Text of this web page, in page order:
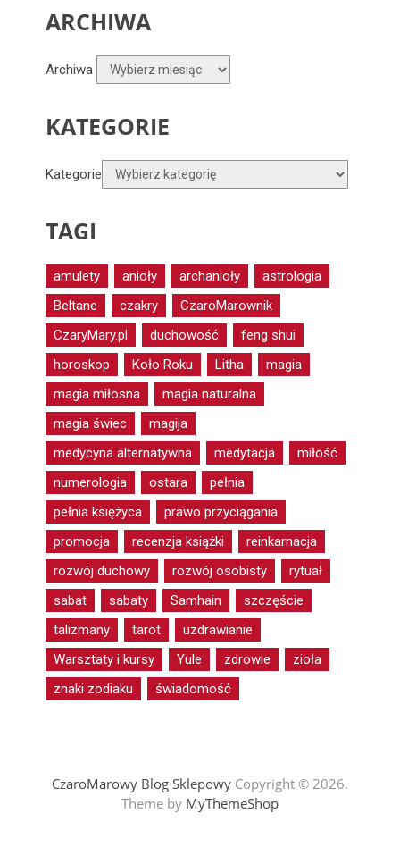
ARCHIWA
Archiwa
KATEGORIE
Kategorie
TAGI
amulety anioły archanioły
astrologia
Beltane
czakry
CzaroMarownik
CzaryMary.pl
duchowość
feng shui
horoskop
Koło Roku Litha
magia
magia miłosna
magia naturalna
magia świec
magija
medycyna alternatywna
medytacja
miłość
numerologia
ostara
pełnia
pełnia księżyca
prawo przyciągania
promocja
recenzja książki
reinkarnacja
rozwój duchowy
rozwój osobisty
rytuał
sabat
sabaty Samhain
szczęście
talizmany
tarot
uzdrawianie
Warsztaty i kursy
Yule zdrowie
zioła
znaki zodiaku
świadomość
CzaroMarowy Blog SklepowyCopyright © 2026.
Theme by MyThemeShop